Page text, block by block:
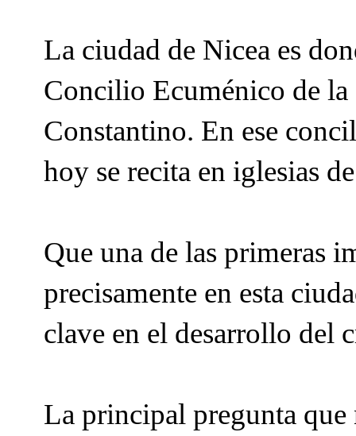
La ciudad de Nicea es
Concilio Ecuménico de
Constantino. En ese
hoy se recita en iglesias
Que una de las primeras
precisamente en esta
clave en el desarrollo del
La principal pregunta que